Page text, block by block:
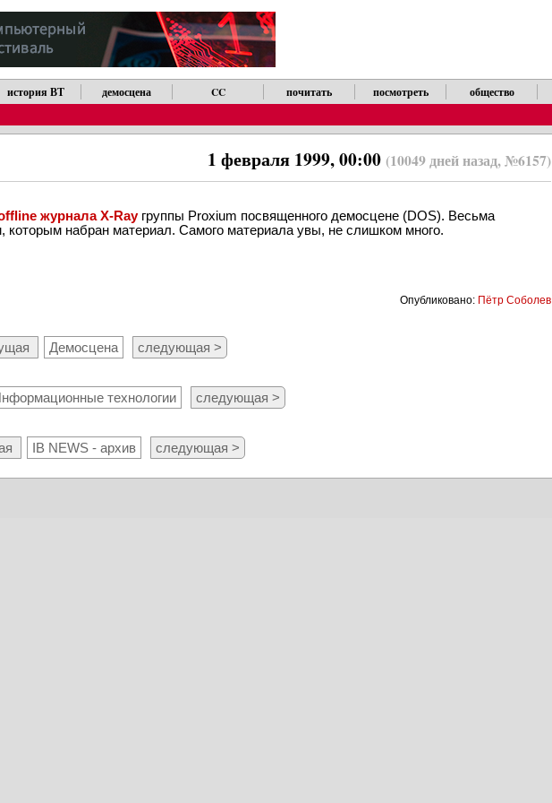
история ВТ демосцена CC почитать посмотреть общество
1 февраля 1999, 00:00 (10049 дней назад, №6157)
журнала X-Rayгруппы Proxium посвященного демосцене (DOS). Весьма
набран материал. Самого материала увы, не слишком много.
Опубликовано: Пётр Соболев
Демосцена следующая >
технологии следующая >
IB NEWS - архив следующая >